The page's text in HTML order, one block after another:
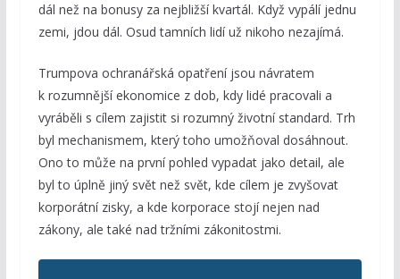
dál než na bonusy za nejbližší kvartál. Když vypálí jednu
zemi, jdou dál. Osud tamních lidí už nikoho nezajímá.
Trumpova ochranářská opatření jsou návratem
k rozumnější ekonomice z dob, kdy lidé pracovali a
vyráběli s cílem zajistit si rozumný životní standard. Trh
byl mechanismem, který toho umožňoval dosáhnout.
Ono to může na první pohled vypadat jako detail, ale
byl to úplně jiný svět než svět, kde cílem je zvyšovat
korporátní zisky, a kde korporace stojí nejen nad
zákony, ale také nad tržními zákonitostmi.